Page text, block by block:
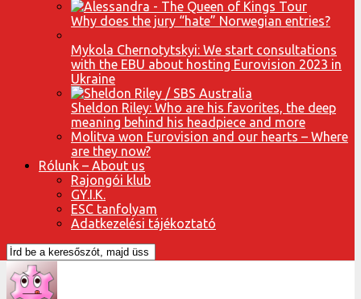
Why does the jury “hate” Norwegian entries?
Mykola Chernotytskyi: We start consultations
with the EBU about hosting Eurovision 2023 in
Ukraine
Sheldon Riley: Who are his favorites, the deep
meaning behind his headpiece and more
Molitva won Eurovision and our hearts – Where
are they now?
Rólunk – About us
Rajongói klub
GY.I.K.
ESC tanfolyam
Adatkezelési tájékoztató